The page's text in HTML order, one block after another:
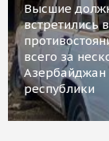
Высшие
встретились
всего за
Азербайджан
республики